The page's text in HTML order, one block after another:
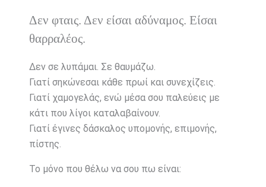
Δεν φταις. Δεν είσαι αδύναμος. Είσαι
θαρραλέος.
Δεν σε λυπάμαι. Σε θαυμάζω.
Γιατί σηκώνεσαι κάθε πρωί και συνεχίζεις.
Γιατί χαμογελάς, ενώ μέσα σου παλεύεις με
κάτι που λίγοι καταλαβαίνουν.
Γιατί έγινες δάσκαλος υπομονής, επιμονής,
πίστης.
Το μόνο που θέλω να σου πω είναι: